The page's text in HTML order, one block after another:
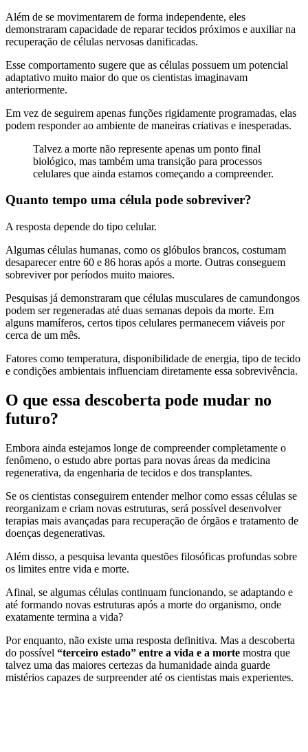
Além de se movimentarem de forma independente, eles
demonstraram capacidade de reparar tecidos próximos e auxiliar na
recuperação de células nervosas danificadas.
Esse comportamento sugere que as células possuem um potencial
adaptativo muito maior do que os cientistas imaginavam
anteriormente.
Em vez de seguirem apenas funções rigidamente programadas, elas
podem responder ao ambiente de maneiras criativas e inesperadas.
Talvez a morte não represente apenas um ponto final
biológico, mas também uma transição para processos
celulares que ainda estamos começando a compreender.
Quanto tempo uma célula pode sobreviver?
A resposta depende do tipo celular.
Algumas células humanas, como os glóbulos brancos, costumam
desaparecer entre 60 e 86 horas após a morte. Outras conseguem
sobreviver por períodos muito maiores.
Pesquisas já demonstraram que células musculares de camundongos
podem ser regeneradas até duas semanas depois da morte. Em
alguns mamíferos, certos tipos celulares permanecem viáveis por
cerca de um mês.
Fatores como temperatura, disponibilidade de energia, tipo de tecido
e condições ambientais influenciam diretamente essa sobrevivência.
O que essa descoberta pode mudar no
futuro?
Embora ainda estejamos longe de compreender completamente o
fenômeno, o estudo abre portas para novas áreas da medicina
regenerativa, da engenharia de tecidos e dos transplantes.
Se os cientistas conseguirem entender melhor como essas células se
reorganizam e criam novas estruturas, será possível desenvolver
terapias mais avançadas para recuperação de órgãos e tratamento de
doenças degenerativas.
Além disso, a pesquisa levanta questões filosóficas profundas sobre
os limites entre vida e morte.
Afinal, se algumas células continuam funcionando, se adaptando e
até formando novas estruturas após a morte do organismo, onde
exatamente termina a vida?
Por enquanto, não existe uma resposta definitiva. Mas a descoberta
do possível “terceiro estado” entre a vida e a morte mostra que
talvez uma das maiores certezas da humanidade ainda guarde
mistérios capazes de surpreender até os cientistas mais experientes.